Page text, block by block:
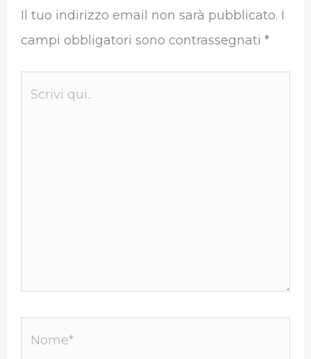
Il tuo indirizzo email non sarà pubblicato. I
campi obbligatori sono contrassegnati *